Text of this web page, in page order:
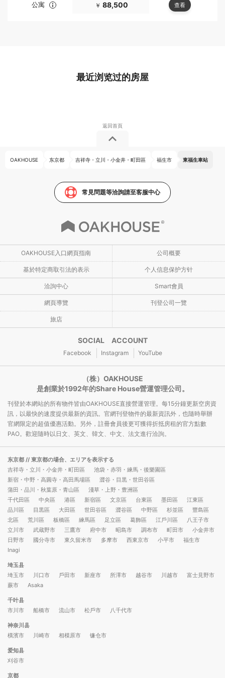
公寓
￥ 88,500 查看
最近浏览过的房屋
OAKHOUSE 东京都 吉祥寺・立川・小金井・町田區 福生市 東福生車站
常見問題等洽詢請至客服中心
OAKHOUSE入口網頁指南 公司概要
基於特定商取引法的表示 个人信息保护方针
洽詢中心 Smart會員
網頁導覽 刊登公司一覽
旅店
SOCIAL ACCOUNT
Facebook Instagram YouTube
（株）OAKHOUSE
是創業於1992年的Share House營運管理公司。
刊登於本網站的所有物件皆由OAKHOUSE直接營運管理。每15分鐘更新空房資
訊，以最快的速度提供最新的資訊。官網刊登物件的最新資訊外，也隨時舉辦
官網限定的超值優惠活動。另外，註冊會員後更可獲得折抵房租的官方點數
PAO。歡迎隨時以日文、英文、韓文、中文、法文進行洽詢。
东京都 // 東京都の場合、エリアを表示する
吉祥寺・立川・小金井・町田區
池袋・赤羽・練馬・後樂園區
新宿・中野・高圓寺・高田馬場區
澀谷・目黒・世田谷區
蒲田・品川・秋葉原・青山區
淺草・上野・豊洲區
千代田區
中央區 港區 新宿區 文京區 台東區 墨田區
江東區
品川區
目黒區 大田區 世田谷區 澀谷區 中野區 杉並區
豐島區
北區
荒川區 板橋區 練馬區 足立區 葛飾區 江戶川區
八王子市
立川市
武蔵野市 三鷹市 府中市 昭島市 調布市 町田市
小金井市
日野市
國分寺市 東久留米市 多摩市 西東京市 小平市
福生市
Inagi
埼玉县
埼玉市
川口市 戶田市 新座市 所澤市 越谷市 川越市
富士見野市
蕨市
Asaka
千叶县
市川市
船橋市 流山市 松戶市 八千代市
神奈川县
橫濱市
川崎市 相模原市 镰仓市
爱知县
刈谷市
京都